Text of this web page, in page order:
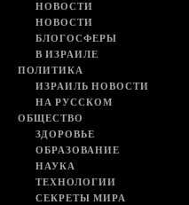
НОВОСТИ
НОВОСТИ
БЛОГОСФЕРЫ
В ИЗРАИЛЕ
ПОЛИТИКА
ИЗРАИЛЬ НОВОСТИ
НА РУССКОМ
ОБЩЕСТВО
ЗДОРОВЬЕ
ОБРАЗОВАНИЕ
НАУКА
ТЕХНОЛОГИИ
СЕКРЕТЫ МИРА